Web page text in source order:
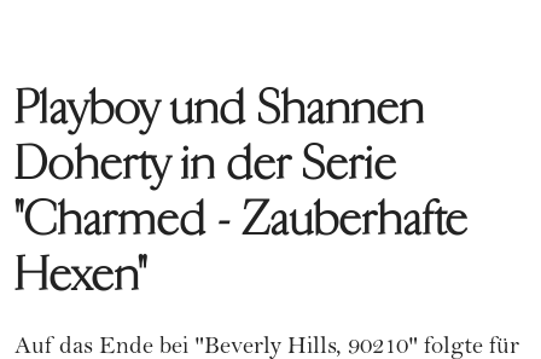
Playboy und Shannen
Doherty in der Serie
"Charmed - Zauberhafte
Hexen"
Auf das Ende bei "Beverly Hills, 90210" folgte für